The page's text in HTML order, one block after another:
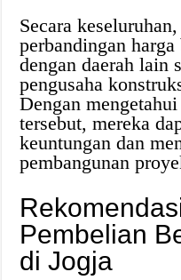
Secara
perbandingan
dengan daerah lain
pengusaha
Dengan
tersebut, mereka
keuntungan dan
pembangunan
Pembelian
di Jogja